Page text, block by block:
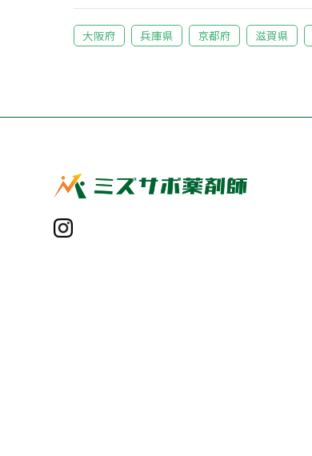
大阪府 兵庫県 京都府 滋賀県